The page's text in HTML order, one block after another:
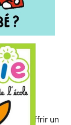
c’est offrir un